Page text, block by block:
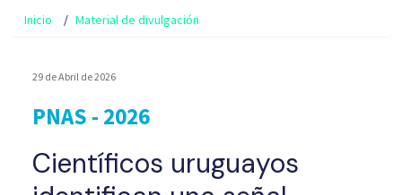
Inicio Material de divulgación
29 de Abril de 2026
PNAS - 2026
Científicos uruguayos